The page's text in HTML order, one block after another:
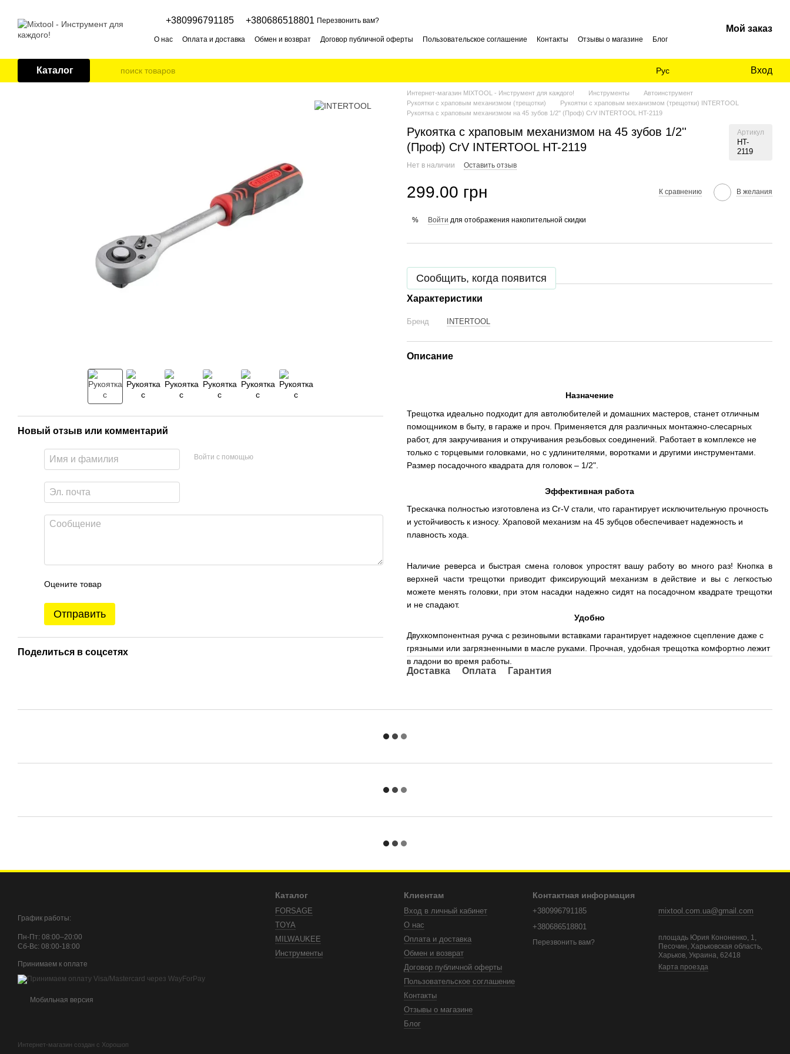
+380996791185 +380686518801 Перезвонить вам?
О нас Оплата и доставка Обмен и возврат Договор публичной оферты Пользовательское соглашение Контакты Отзывы о магазине Блог
Мой заказ
Каталог Рус Вход
Новый отзыв или комментарий
Войти с помощью
Оцените товар
Отправить
Поделиться в соцсетях
Интернет-магазин MIXTOOL - Инструмент для каждого! Инструменты
Автоинструмент
Рукоятки с храповым механизмом (трещотки)
Рукоятки с храповым механизмом (трещотки) INTERTOOL
Рукоятка с храповым механизмом на 45 зубов 1/2'' (Проф) CrV INTERTOOL HT-2119
Рукоятка с храповым механизмом на 45 зубов 1/2''
(Проф) CrV INTERTOOL HT-2119
Артикул
HT-
2119
Нет в наличии Оставить отзыв
299.00 грн К сравнению В желания
% Войти для отображения накопительной скидки
Сообщить, когда появится
Характеристики
Бренд INTERTOOL
Описание
Назначение
Трещотка идеально подходит для автолюбителей и домашних мастеров, станет отличным
помощником в быту, в гараже и проч. Применяется для различных монтажно-слесарных
работ, для закручивания и откручивания резьбовых соединений. Работает в комплексе не
только с торцевыми головками, но с удлинителями, воротками и другими инструментами.
Размер посадочного квадрата для головок – 1/2".
Эффективная работа
Трескачка полностью изготовлена из Сr-V стали, что гарантирует исключительную прочность
и устойчивость к износу. Храповой механизм на 45 зубцов обеспечивает надежность и
плавность хода.
Наличие реверса и быстрая смена головок упростят вашу работу во много раз! Кнопка в
верхней части трещотки приводит фиксирующий механизм в действие и вы с легкостью
можете менять головки, при этом насадки надежно сидят на посадочном квадрате трещотки
и не спадают.
Удобно
Двухкомпонентная ручка с резиновыми вставками гарантирует надежное сцепление даже с
грязными или загрязненными в масле руками. Прочная, удобная трещотка комфортно лежит
в ладони во время работы.
Доставка Оплата Гарантия
График работы:
Пн-Пт: 08:00–20:00
Сб-Вc: 08:00-18:00
Принимаем к оплате
Мобильная версия
Интернет-магазин создан с Хорошоп
Каталог
FORSAGE
TOYA
MILWAUKEE
Инструменты
Клиентам
Вход в личный кабинет
О нас
Оплата и доставка
Обмен и возврат
Договор публичной оферты
Пользовательское соглашение
Контакты
Отзывы о магазине
Блог
Контактная информация
+380996791185
+380686518801
Перезвонить вам?
mixtool.com.ua@gmail.com
площадь Юрия Кононенко, 1,
Песочин, Харьковская область,
Харьков, Украина, 62418
Карта проезда